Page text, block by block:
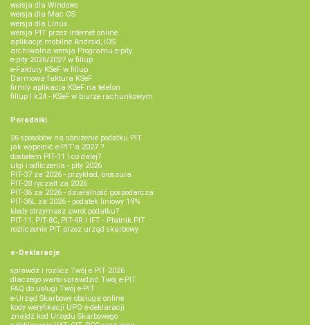
wersja dla Windows
wersja dla Mac OS
wersja dla Linux
wersja PIT przez internet online
aplikacje mobilne Android, iOS
archiwalna wersja Programu e-pity
e-pity 2026/2027 w fillup
e‑Faktury KSeF w fillup
Darmowa faktura KSeF
firmly aplikacja KSeF na telefon
fillup | k24 - KSeF w biurze rachunkowym
Poradniki
26 sposobów na obniżenie podatku PIT
jak wypełnić e-PIT'a 2027 ?
dostałem PIT-11 i co dalej?
ulgi i odliczenia - pity 2026
PIT-37 za 2026 - przykład, broszura
PIT-28 ryczałt za 2026
PIT-36 za 2026 - działalność gospodarcza
PIT-36L za 2026 - podatek liniowy 19%
kiedy otrzymasz zwrot podatku?
PIT-11, PIT-8C, PIT-4R i IFT - Płatnik PIT
rozliczenie PIT przez urząd skarbowy
e-Deklaracje
sprawdź i rozlicz Twój e PIT 2026
dlaczego warto sprawdzić Twój e-PIT
FAQ do usługi Twój e-PIT
e-Urząd Skarbowy obsługa online
kody weryfikacji UPO e-deklaracji
znajdź kod Urzędu Skarbowego